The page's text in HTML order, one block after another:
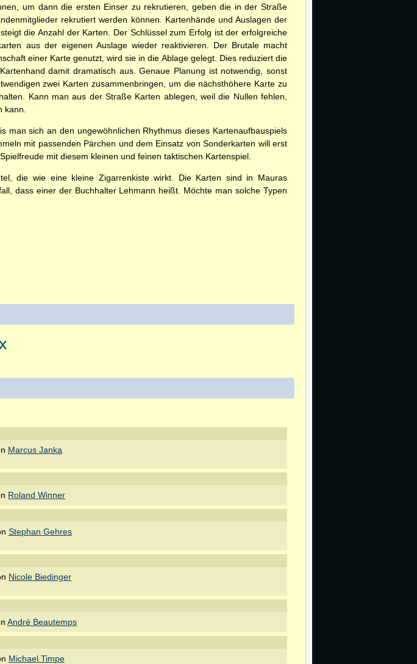
um dann die ersten Einser zu rekrutieren, geben die in der Straße
rekrutiert werden können. Kartenhände und Auslagen der
die Anzahl der Karten. Der Schlüssel zum Erfolg ist der erfolgreiche
aus der eigenen Auslage wieder reaktivieren. Der Brutale macht
einer Karte genutzt, wird sie in die Ablage gelegt. Dies reduziert die
damit dramatisch aus. Genaue Planung ist notwendig, sonst
zwei Karten zusammenbringen, um die nächsthöhere Karte zu
Kann man aus der Straße Karten ablegen, weil die Nullen fehlen,
kann.
sich an den ungewöhnlichen Rhythmus dieses Kartenaufbauspiels
mit passenden Pärchen und dem Einsatz von Sonderkarten will erst
mit diesem kleinen und feinen taktischen Kartenspiel.
die wie eine kleine Zigarrenkiste wirkt. Die Karten sind in Mauras
dass einer der Buchhalter Lehmann heißt. Möchte man solche Typen
Marcus Janka
Roland Winner
Stephan Gehres
Nicole Biedinger
André Beautemps
Michael Timpe